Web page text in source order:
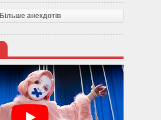
Більше анекдотів